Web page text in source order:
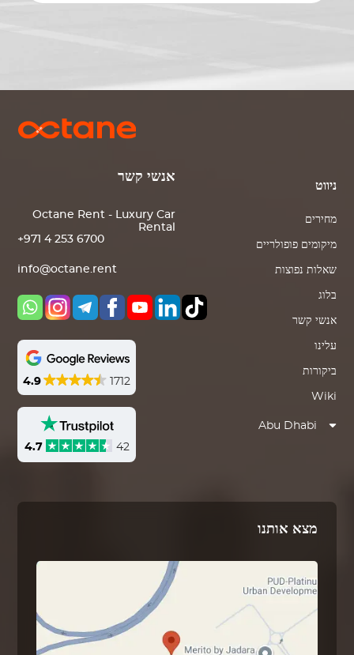
אנשי קשר
Octane Rent - Luxury Car
Rental
+971 4 253 6700
info@octane.rent
4.9 1712
4.7 42
ניווט
מחירים
מיקומים פופולריים
שאלות נפוצות
בלוג
אנשי קשר
עלינו
ביקורות
Wiki
Abu Dhabi
מצא אותנו